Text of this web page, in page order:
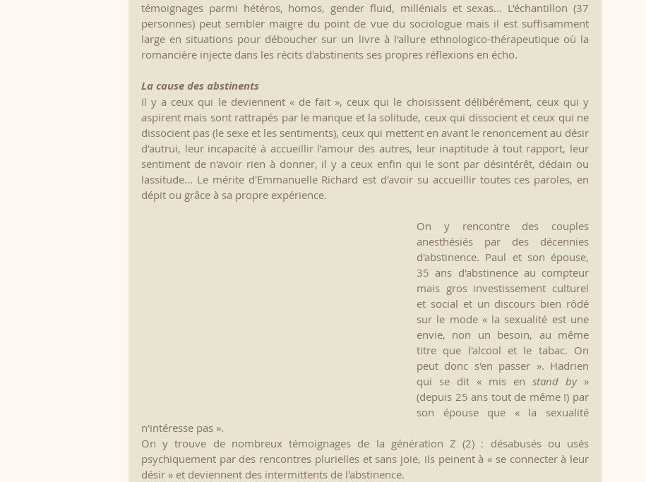
témoignages parmi hétéros, homos, gender fluid, millénials et sexas... L'échantillon (37
personnes) peut sembler maigre du point de vue du sociologue mais il est suffisamment
large en situations pour déboucher sur un livre à l'allure ethnologico-thérapeutique où la
romancière injecte dans les récits d'abstinents ses propres réflexions en écho.
La cause des abstinents
Il y a ceux qui le deviennent « de fait », ceux qui le choisissent délibérément, ceux qui y
aspirent mais sont rattrapés par le manque et la solitude, ceux qui dissocient et ceux qui ne
dissocient pas (le sexe et les sentiments), ceux qui mettent en avant le renoncement au désir
d'autrui, leur incapacité à accueillir l'amour des autres, leur inaptitude à tout rapport, leur
sentiment de n'avoir rien à donner, il y a ceux enfin qui le sont par désintérêt, dédain ou
lassitude... Le mérite d'Emmanuelle Richard est d'avoir su accueillir toutes ces paroles, en
dépit ou grâce à sa propre expérience.
On y rencontre des couples
anesthésiés par des décennies
d'abstinence. Paul et son épouse,
35 ans d'abstinence au compteur
mais gros investissement culturel
et social et un discours bien rôdé
sur le mode « la sexualité est une
envie, non un besoin, au même
titre que l'alcool et le tabac. On
peut donc s'en passer ». Hadrien
qui se dit « mis en stand by »
(depuis 25 ans tout de même !) par
son épouse que « la sexualité
n'intéresse pas ».
On y trouve de nombreux témoignages de la génération Z (2) : désabusés ou usés
psychiquement par des rencontres plurielles et sans joie, ils peinent à « se connecter à leur
désir » et deviennent des intermittents de l'abstinence.